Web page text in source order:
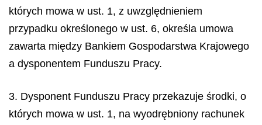
których mowa w ust. 1, z uwzględnieniem
przypadku określonego w ust. 6, określa umowa
zawarta między Bankiem Gospodarstwa Krajowego
a dysponentem Funduszu Pracy.
3. Dysponent Funduszu Pracy przekazuje środki, o
których mowa w ust. 1, na wyodrębniony rachunek